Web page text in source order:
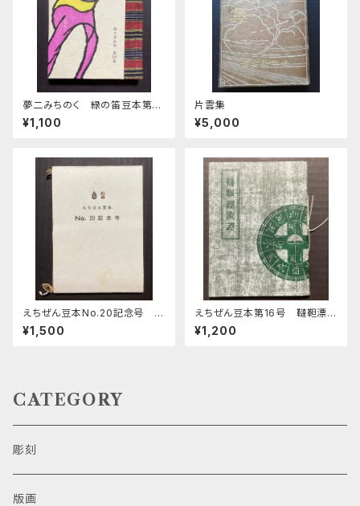
夢二みちのく 緑の笛豆本第3
7集第147集
¥1,100
片雲集
¥5,000
えちぜん豆本No.20記念号 い
ろは短歌
¥1,500
えちぜん豆本第16号 韃靼漂流
譚
¥1,200
CATEGORY
彫刻
版画